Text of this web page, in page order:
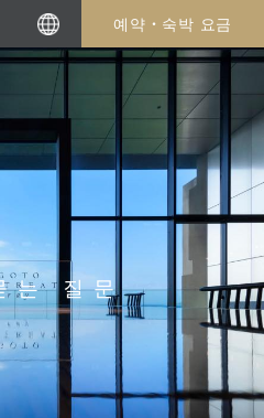
예약・숙박 요금
는 질문